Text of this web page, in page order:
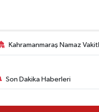
Kahramanmaraş Namaz
Son Dakika Haberleri